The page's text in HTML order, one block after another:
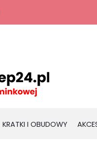
KRATKI I OBUDOWY